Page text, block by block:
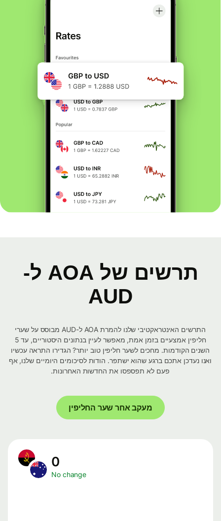
תרשים של AOA ל-
AUD
התרשים האינטראקטיבי שלנו להמרת AOA ל-AUD מבוסס על שערי
חליפין אמצעיים בזמן אמת, מאפשר לעיין בנתונים היסטוריים, עד 5
השנים הקודמות. מחכים לשער חליפין טוב יותר? הגדירו התראה עכשיו
ואנו נעדכן אתכם ברגע שהוא ישתפר. הודות לסיכומים היומיים שלנו, אף
פעם לא תפספסו את החדשות האחרונות.
מעקב אחר שער החליפין
No change